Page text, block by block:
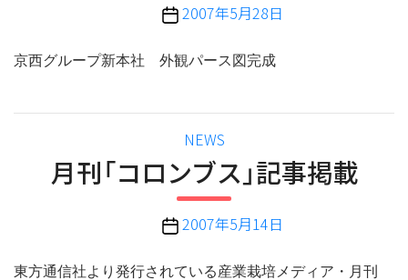
投
日
2007年5月28日
京西グループ新本社 外観パース図完成
カ
テ
ゴ
リ
ー
NEWS
月刊「コロンブス」記事掲載
投
日
2007年5月14日
東方通信社より発行されている産業栽培メディア・月刊